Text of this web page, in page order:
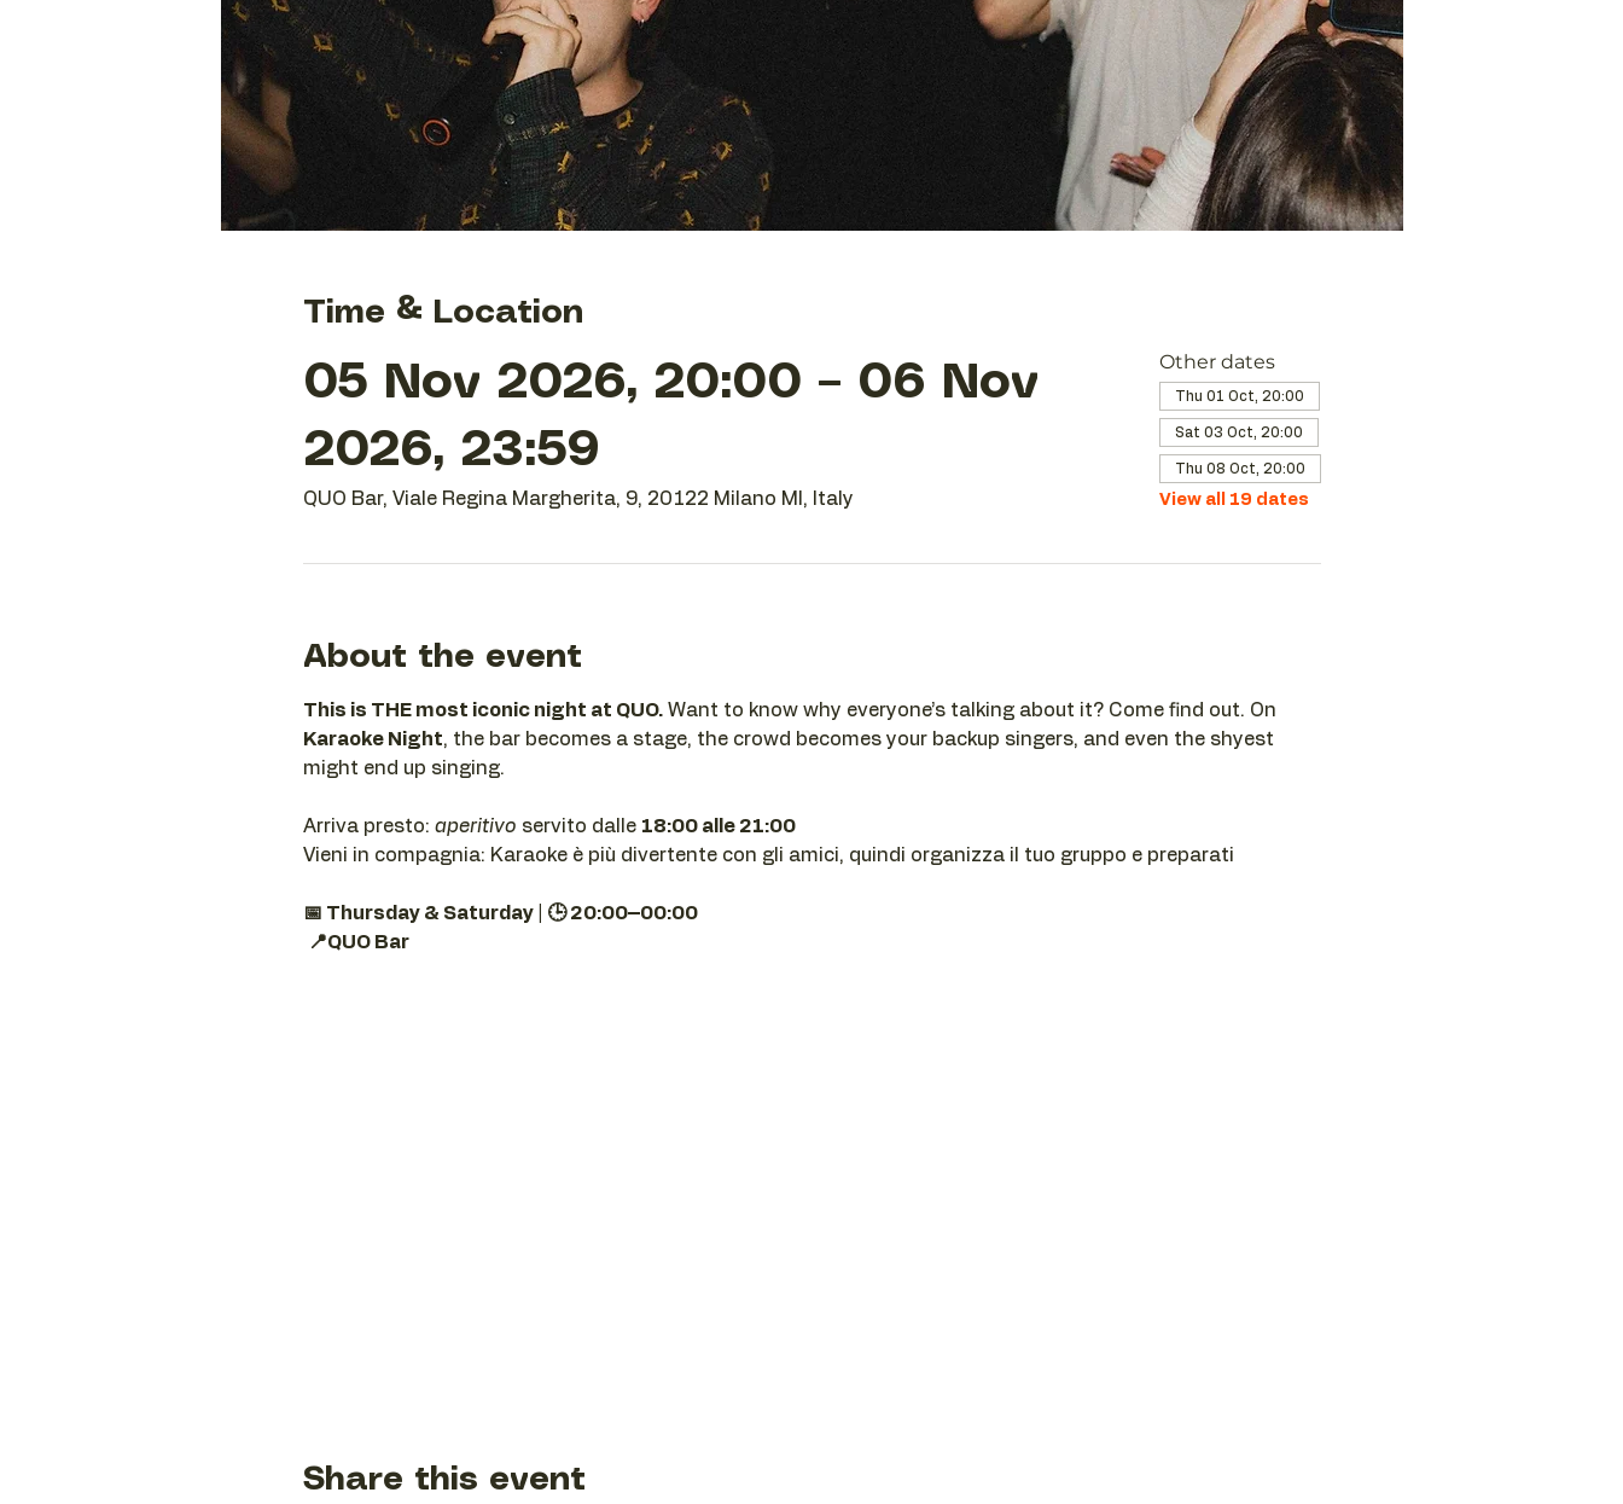
Time & Location
05 Nov 2026, 20:00 – 06 Nov
2026, 23:59
QUO Bar, Viale Regina Margherita, 9, 20122 Milano MI, Italy
Other dates
Thu 01 Oct, 20:00
Sat 03 Oct, 20:00
Thu 08 Oct, 20:00
View all 19 dates
About the event
This is THE most iconic night at QUO. Want to know why everyone’s talking about it? Come find out. On
Karaoke Night, the bar becomes a stage, the crowd becomes your backup singers, and even the shyest
might end up singing.
Arriva presto: aperitivo servito dalle 18:00 alle 21:00
Vieni in compagnia: Karaoke è più divertente con gli amici, quindi organizza il tuo gruppo e preparati
📅 Thursday & Saturday | 🕒 20:00–00:00
📍QUO Bar
Share this event